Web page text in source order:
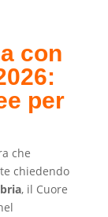
con
per
che
chiedendo
, il Cuore